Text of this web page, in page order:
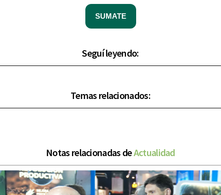
SUMATE
Seguí leyendo:
Temas relacionados:
Notas relacionadas deActualidad